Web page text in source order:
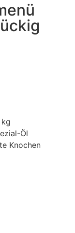
Öl
Knochen